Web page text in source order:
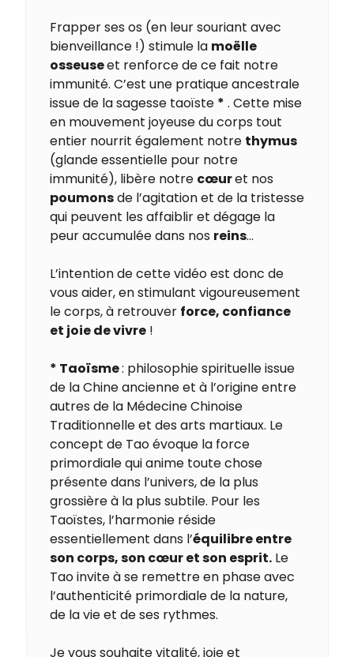
Frapper ses os (en leur souriant avec
bienveillance !) stimule la moëlle
osseuseet renforce de ce fait notre
immunité. C’est une pratique ancestrale
issue de la sagesse taoïste * . Cette mise
en mouvement joyeuse du corps tout
entier nourrit également notre thymus
(glande essentielle pour notre
immunité), libère notre cœuret nos
poumonsde l’agitation et de la tristesse
qui peuvent les affaiblir et dégage la
peur accumulée dans nos reins…
L’intention de cette vidéo est donc de
vous aider, en stimulant vigoureusement
le corps, à retrouver force, confiance
et joie de vivre !
* Taoïsme: philosophie spirituelle issue
de la Chine ancienne et à l’origine entre
autres de la Médecine Chinoise
Traditionnelle et des arts martiaux. Le
concept de Tao évoque la force
primordiale qui anime toute chose
présente dans l’univers, de la plus
grossière à la plus subtile. Pour les
Taoïstes, l’harmonie réside
essentiellement dans l’équilibre entre
son corps, son cœur et son esprit. Le
Tao invite à se remettre en phase avec
l’authenticité primordiale de la nature,
de la vie et de ses rythmes.
Je vous souhaite vitalité, joie et